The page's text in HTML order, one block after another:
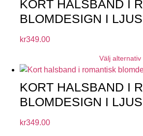
KORT HALSBAND I
BLOMDESIGN I
kr349.00
Välj alternativ
KORT HALSBAND I
BLOMDESIGN I
kr349.00